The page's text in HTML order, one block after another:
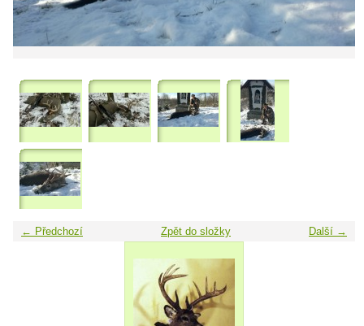
← Předchozí Další →
Zpět do složky